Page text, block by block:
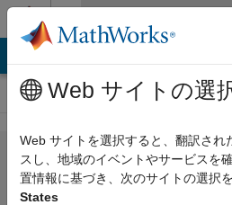
コンテンツへスキップ
Problem
2378.
Web サイトの選
Web サイトを選択すると、翻訳され
スし、地域のイベントやサービスを
置情報に基づき、次のサイトの選択
States